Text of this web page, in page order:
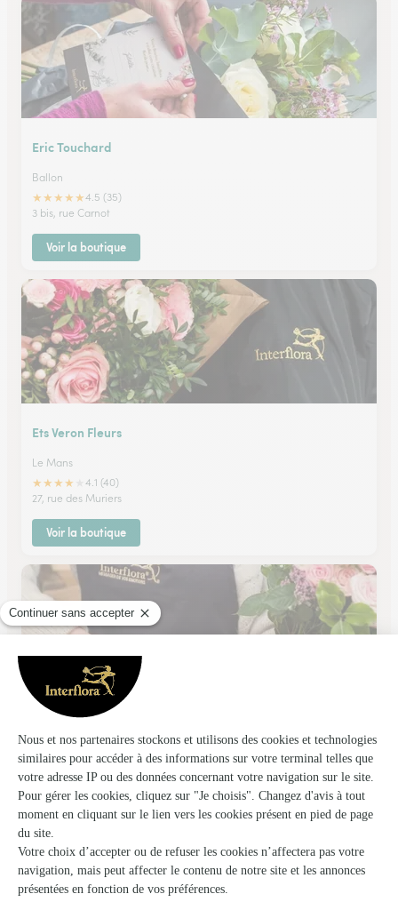
Eric Touchard
Ballon
★★★★★4.5 (35)
3 bis, rue Carnot
Voir la boutique
Ets Veron Fleurs
Le Mans
★★★★
4.1 (40)
27, rue des Muriers
Voir la boutique
Les Maillets Fleuris
Le Mans
★
207, rue des Maillets
Voir la boutique